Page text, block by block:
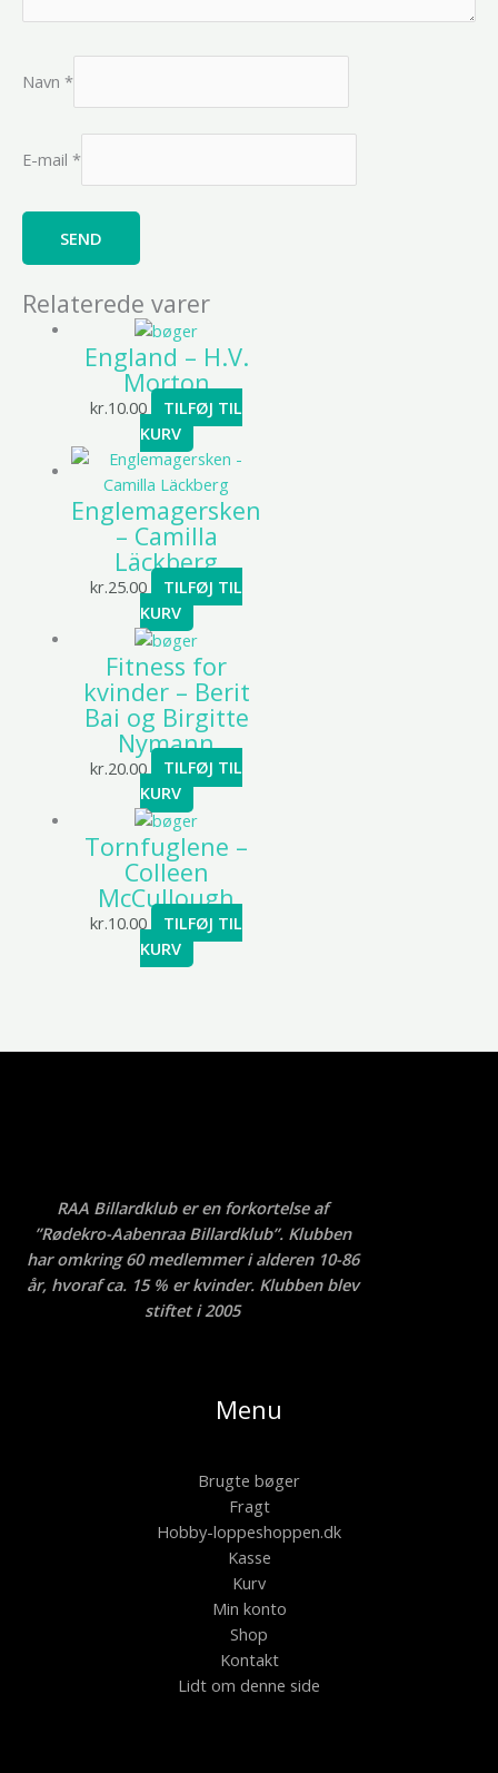
Navn *
E-mail *
Relaterede varer
England – H.V.
Morton
kr.10.00
TILFØJ TIL
KURV
Englemagersken
– Camilla
Läckberg
kr.25.00
TILFØJ TIL
KURV
Fitness for
kvinder – Berit
Bai og Birgitte
Nymann
kr.20.00
TILFØJ TIL
KURV
Tornfuglene –
Colleen
McCullough
kr.10.00
TILFØJ TIL
KURV
RAA Billardklub er en forkortelse af
”Rødekro-Aabenraa Billardklub”. Klubben
har omkring 60 medlemmer i alderen 10-86
år, hvoraf ca. 15 % er kvinder. Klubben blev
stiftet i 2005
Menu
Brugte bøger
Fragt
Hobby-loppeshoppen.dk
Kasse
Kurv
Min konto
Shop
Kontakt
Lidt om denne side